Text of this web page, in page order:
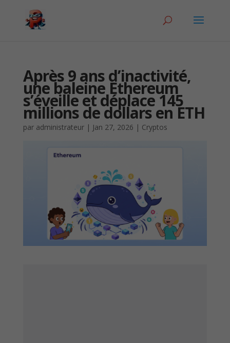
Après 9 ans d’inactivité,
une baleine Ethereum
s’éveille et déplace 145
millions de dollars en ETH
par administrateur| Jan 27, 2026 | Cryptos